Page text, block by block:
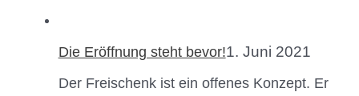
Die Eröffnung steht bevor!1. Juni 2021
Der Freischenk ist ein offenes Konzept. Er